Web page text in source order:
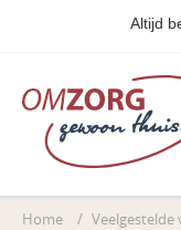
Altijd
Home / Veelgestelde